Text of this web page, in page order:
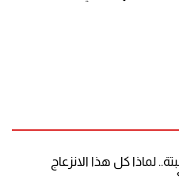
لماذا كل هذا الانزعاج